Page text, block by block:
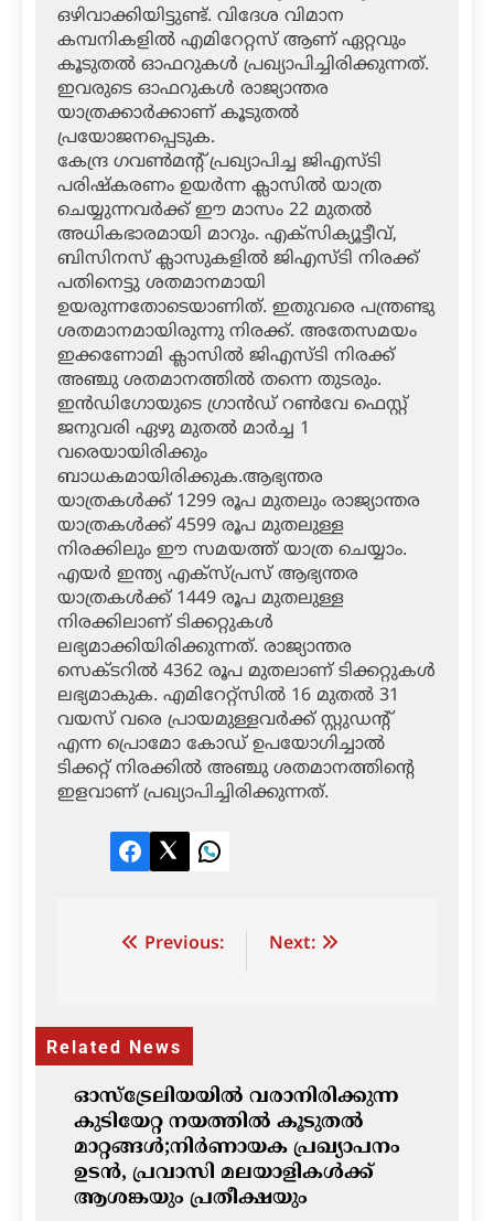
ഒഴിവാക്കിയിട്ടുണ്ട്. വിദേശ വിമാന
കമ്പനികളില്‍ എമിറേറ്റസ് ആണ് ഏറ്റവും
കൂടുതല്‍ ഓഫറുകള്‍ പ്രഖ്യാപിച്ചിരിക്കുന്നത്.
ഇവരുടെ ഓഫറുകള്‍ രാജ്യാന്തര
യാത്രക്കാര്‍ക്കാണ് കൂടുതല്‍
പ്രയോജനപ്പെടുക.
കേന്ദ്ര ഗവണ്‍മന്റ് പ്രഖ്യാപിച്ച ജിഎസ്ടി
പരിഷ്‌കരണം ഉയര്‍ന്ന ക്ലാസില്‍ യാത്ര
ചെയ്യുന്നവര്‍ക്ക് ഈ മാസം 22 മുതല്‍
അധികഭാരമായി മാറും. എക്‌സിക്യൂട്ടീവ്,
ബിസിനസ് ക്ലാസുകളില്‍ ജിഎസ്ടി നിരക്ക്
പതിനെട്ടു ശതമാനമായി
ഉയരുന്നതോടെയാണിത്. ഇതുവരെ പന്ത്രണ്ടു
ശതമാനമായിരുന്നു നിരക്ക്. അതേസമയം
ഇക്കണോമി ക്ലാസില്‍ ജിഎസ്ടി നിരക്ക്
അഞ്ചു ശതമാനത്തില്‍ തന്നെ തുടരും.
ഇന്‍ഡിഗോയുടെ ഗ്രാന്‍ഡ് റണ്‍വേ ഫെസ്റ്റ്
ജനുവരി ഏഴു മുതല്‍ മാര്‍ച്ച 1
വരെയായിരിക്കും
ബാധകമായിരിക്കുക.ആഭ്യന്തര
യാത്രകള്‍ക്ക് 1299 രൂപ മുതലും രാജ്യാന്തര
യാത്രകള്‍ക്ക് 4599 രൂപ മുതലുള്ള
നിരക്കിലും ഈ സമയത്ത് യാത്ര ചെയ്യാം.
എയര്‍ ഇന്ത്യ എക്‌സ്പ്രസ് ആഭ്യന്തര
യാത്രകള്‍ക്ക് 1449 രൂപ മുതലുള്ള
നിരക്കിലാണ് ടിക്കറ്റുകള്‍
ലഭ്യമാക്കിയിരിക്കുന്നത്. രാജ്യാന്തര
സെക്ടറില്‍ 4362 രൂപ മുതലാണ് ടിക്കറ്റുകള്‍
ലഭ്യമാകുക. എമിറേറ്റ്‌സില്‍ 16 മുതല്‍ 31
വയസ് വരെ പ്രായമുള്ളവര്‍ക്ക് സ്റ്റുഡന്റ്
എന്ന പ്രൊമോ കോഡ് ഉപയോഗിച്ചാല്‍
ടിക്കറ്റ് നിരക്കില്‍ അഞ്ചു ശതമാനത്തിന്റെ
ഇളവാണ് പ്രഖ്യാപിച്ചിരിക്കുന്നത്.
Facebook
TwitterLinkedIn
Post Previous: Next:
Related News
ഓസ്‌ട്രേലിയയിൽ വരാനിരിക്കുന്ന
കുടിയേറ്റ നയത്തിൽ കൂടുതൽ
മാറ്റങ്ങൾ;നിർണായക പ്രഖ്യാപനം
ഉടൻ, പ്രവാസി മലയാളികൾക്ക്
ആശങ്കയും പ്രതീക്ഷയും